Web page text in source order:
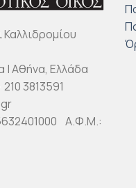
| Αθήνα, Ελλάδα
3813591
Α.Φ.Μ.: